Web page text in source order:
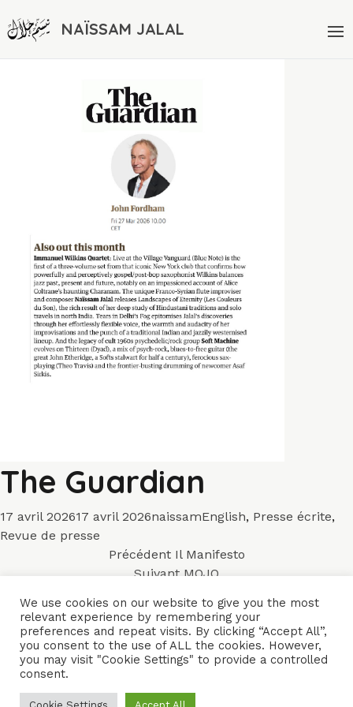
NAÏSSAM JALAL
The Guardian
Publié
le
17 avril 202617 avril 2026Auteur
naissamCatégories
English, Presse écrite,
Revue de presse
Navigation
de
l’article
Précédent Article
précédent :
Il Manifesto
Suivant Article
MOJO
ACCUEIL ENSEMBLES CONCERTS VIDÉOS
PARCOURS PRESSE TRIBUNE LIBRE CONTACTS
Naïssam Jalal - Flûtiste, Vocaliste, Compositrice
We use cookies on our website to give you the most
relevant experience by remembering your
preferences and repeat visits. By clicking “Accept All”,
you consent to the use of ALL the cookies. However,
you may visit "Cookie Settings" to provide a controlled
consent.